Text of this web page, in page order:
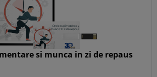
si munca in zi de repaus